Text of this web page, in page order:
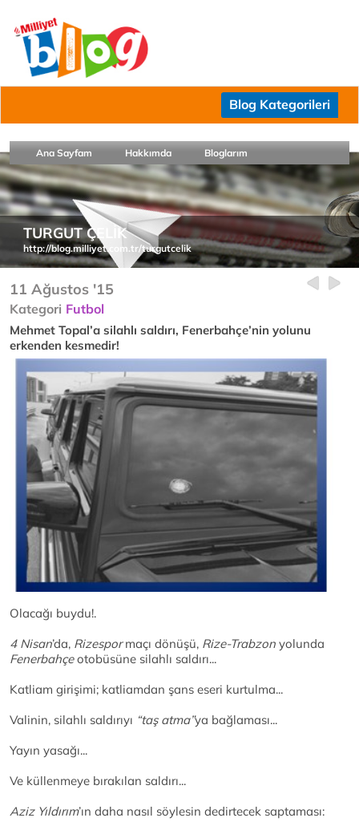
Blog Kategorileri
Ana Sayfam Hakkımda Bloglarım
TURGUT ÇELİK
http://blog.milliyet.com.tr/turgutcelik
11 Ağustos '15
Kategori Futbol
Mehmet Topal’a silahlı saldırı, Fenerbahçe’nin yolunu
erkenden kesmedir!
Olacağı buydu!.
4 Nisan’da, Rizespormaçı dönüşü, Rize-Trabzon yolunda
Fenerbahçeotobüsüne silahlı saldırı...
Katliam girişimi; katliamdan şans eseri kurtulma...
Valinin, silahlı saldırıyı “taş atma”ya bağlaması...
Yayın yasağı...
Ve küllenmeye bırakılan saldırı...
Aziz Yıldırım’ın daha nasıl söylesin dedirtecek saptaması: